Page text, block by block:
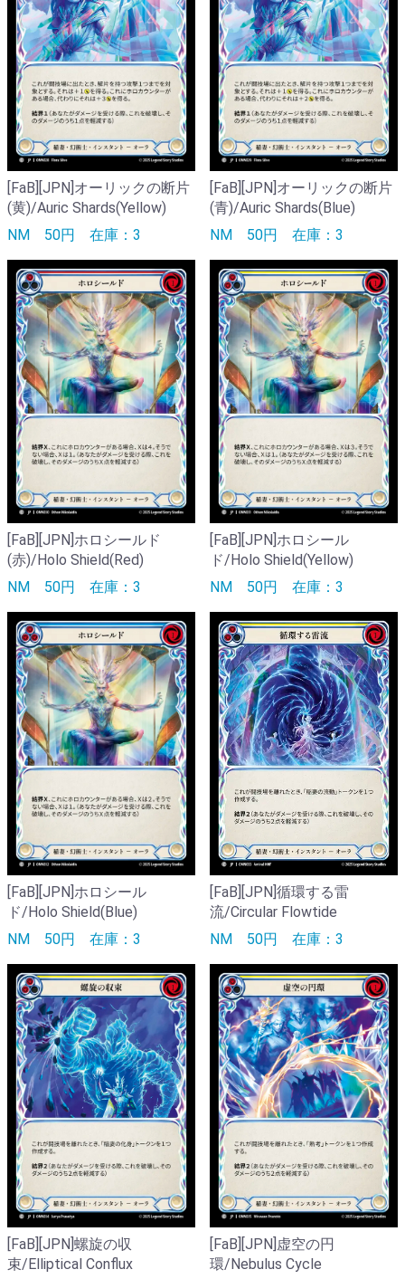
[FaB][JPN]オーリックの断片
(黄)/Auric Shards(Yellow)
NM 50円 在庫：3
[FaB][JPN]オーリックの断片
(青)/Auric Shards(Blue)
NM 50円 在庫：3
[FaB][JPN]ホロシールド
(赤)/Holo Shield(Red)
NM 50円 在庫：3
[FaB][JPN]ホロシール
ド/Holo Shield(Yellow)
NM 50円 在庫：3
[FaB][JPN]ホロシール
ド/Holo Shield(Blue)
NM 50円 在庫：3
[FaB][JPN]循環する雷
流/Circular Flowtide
NM 50円 在庫：3
[FaB][JPN]螺旋の収
束/Elliptical Conflux
[FaB][JPN]虚空の円
環/Nebulus Cycle